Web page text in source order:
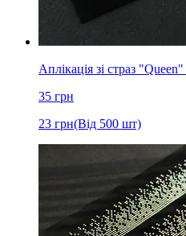
Аплікація зі страз
35 грн
23 грн(Від 500 шт)